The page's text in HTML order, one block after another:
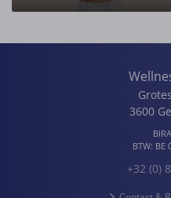
3600
BTW: BE
+32 (0)